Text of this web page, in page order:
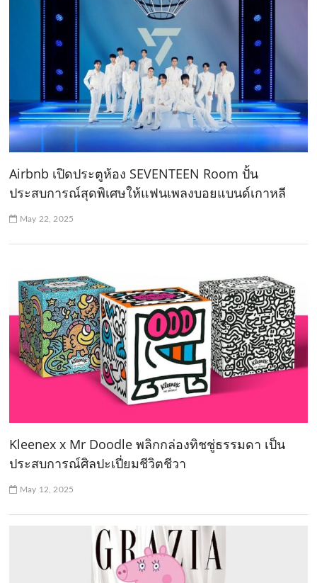
Airbnb เปิดประตูห้อง SEVENTEEN Room ปั้น
ประสบการณ์สุดพิเศษให้แฟนเพลงบอยแบนด์เกาหลี
May 22, 2025
Kleenex x Mr Doodle พลิกกล่องทิชชู่ธรรมดา เป็น
ประสบการณ์ศิลปะเปี่ยมชีวิตชีวา
May 12, 2025